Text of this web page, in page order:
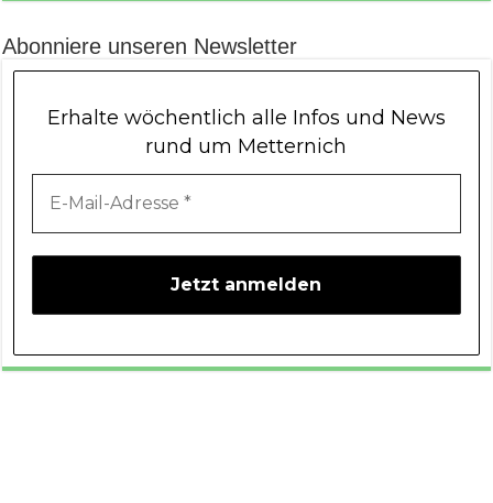
Abonniere unseren Newsletter
Erhalte wöchentlich alle Infos und News
rund um Metternich